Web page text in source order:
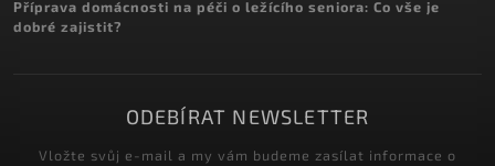
Příprava domácnosti na péči o ležícího seniora: Co vše je
dobré zajistit?
ODEBÍRAT NEWSLETTER
Vložte svůj e-mail a my vám budeme zasílat informace o